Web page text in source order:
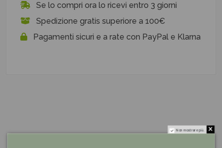
Se lo compri ora lo ricevi entro 3 giorni
Spedizione gratis superiore a 100€
Pagamenti sicuri e a rate con PayPal e Klarna
Non mostrare più.